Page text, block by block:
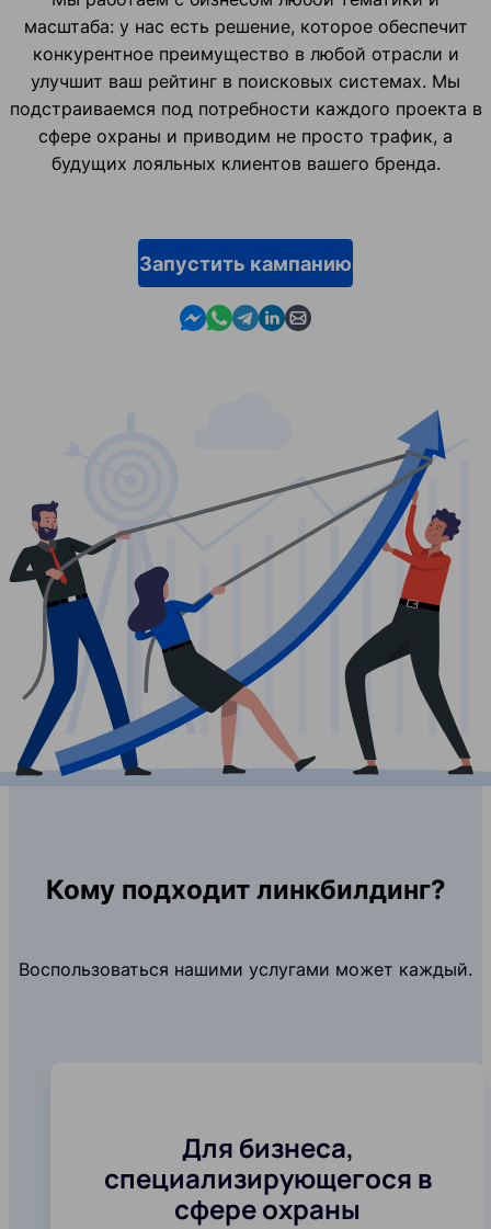
масштаба: у нас есть решение, которое обеспечит
конкурентное преимущество в любой отрасли и
улучшит ваш рейтинг в поисковых системах. Мы
подстраиваемся под потребности каждого проекта в
сфере охраны и приводим не просто трафик, а
будущих лояльных клиентов вашего бренда.
Запустить кампанию
Contact us in Messenger
Contact us in WhatsApp
Contact us in Telegram
Contact us in Linkedin
Contact us by email
Кому подходит линкбилдинг?
Воспользоваться нашими услугами может каждый.
Для бизнеса,
специализирующегося в
сфере охраны